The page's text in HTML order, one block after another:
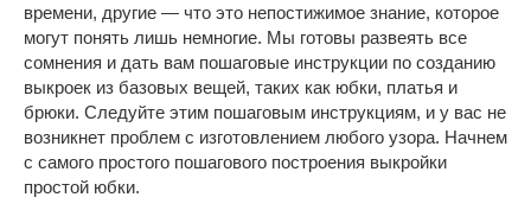
времени, другие — что это непостижимое знание, которое
могут понять лишь немногие. Мы готовы развеять все
сомнения и дать вам пошаговые инструкции по созданию
выкроек из базовых вещей, таких как юбки, платья и
брюки. Следуйте этим пошаговым инструкциям, и у вас не
возникнет проблем с изготовлением любого узора. Начнем
с самого простого пошагового построения выкройки
простой юбки.